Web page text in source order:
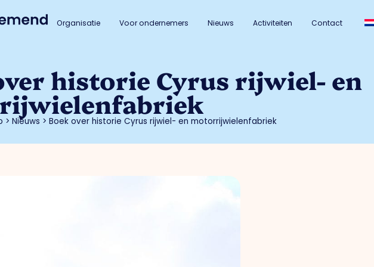
Organisatie Voor ondernemers Nieuws Activiteiten Contact
historie Cyrus rijwiel- en
>Nieuws >Boek over historie Cyrus rijwiel- en motorrijwielenfabriek